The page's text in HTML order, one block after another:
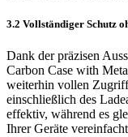
3.2 Vollständiger Schutz
Dank der präzisen
Carbon Case with
weiterhin vollen
einschließlich des
effektiv, während es
Ihrer Geräte